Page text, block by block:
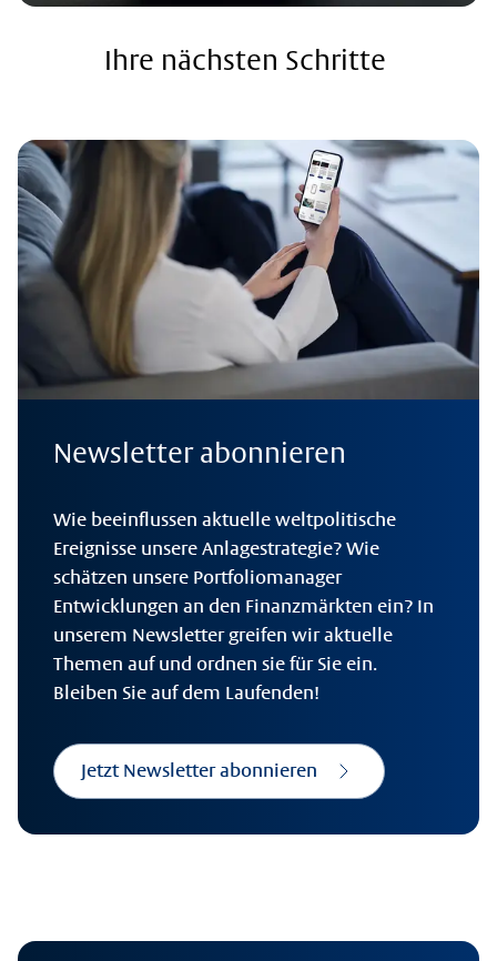
Ihre nächsten Schritte
Newsletter abonnieren
Wie beeinflussen aktuelle weltpolitische
Ereignisse unsere Anlagestrategie? Wie
schätzen unsere Portfoliomanager
Entwicklungen an den Finanzmärkten ein? In
unserem Newsletter greifen wir aktuelle
Themen auf und ordnen sie für Sie ein.
Bleiben Sie auf dem Laufenden!
Jetzt Newsletter abonnieren